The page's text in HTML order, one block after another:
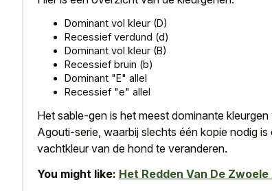
Dominant vol kleur (D)
Recessief verdund (d)
Dominant vol kleur (B)
Recessief bruin (b)
Dominant "E" allel
Recessief "e" allel
Het sable-gen is het meest dominante kleurgen
Agouti-serie, waarbij slechts één kopie nodig is
vachtkleur van de hond te veranderen.
You might like: Het Redden Van De Zwoele